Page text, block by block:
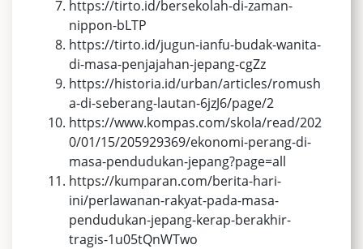
https://tirto.id/bersekolah-di-zaman-
nippon-bLTP
https://tirto.id/jugun-ianfu-budak-wanita-
di-masa-penjajahan-jepang-cgZz
https://historia.id/urban/articles/romush
a-di-seberang-lautan-6jzJ6/page/2
https://www.kompas.com/skola/read/202
0/01/15/205929369/ekonomi-perang-di-
masa-pendudukan-jepang?page=all
https://kumparan.com/berita-hari-
ini/perlawanan-rakyat-pada-masa-
pendudukan-jepang-kerap-berakhir-
tragis-1u05tQnWTwo